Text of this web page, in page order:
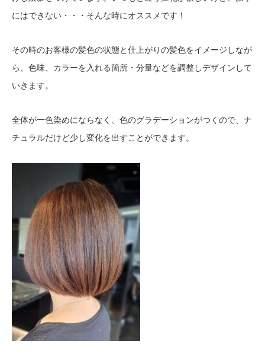
にはできない・・・そんな時にオススメです！
その時のお客様の髪色の状態と仕上がりの髪色をイメージしなが
ら、色味、カラーを入れる箇所・分量などを調整しデザインして
いきます。
全体が一色染めにならなく、色のグラデーションがつくので、ナ
チュラルだけど少し変化を出すことができます。